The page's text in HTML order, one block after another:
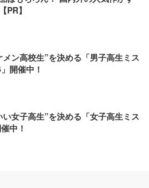
PR】
メン高校生”を決める「男子高生ミス
開催中！
い女子高生”を決める「女子高生ミス
中！